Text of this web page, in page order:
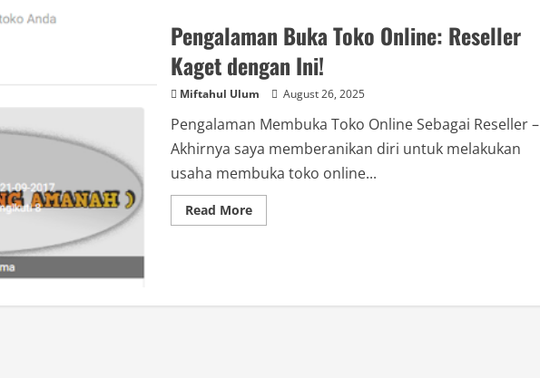
Pengalaman Buka Toko Online: Reseller
Kaget dengan Ini!
Miftahul Ulum August 26, 2025
Pengalaman Membuka Toko Online Sebagai Reseller –
Akhirnya saya memberanikan diri untuk melakukan
usaha membuka toko online...
Read MoreRead
more
Kaget